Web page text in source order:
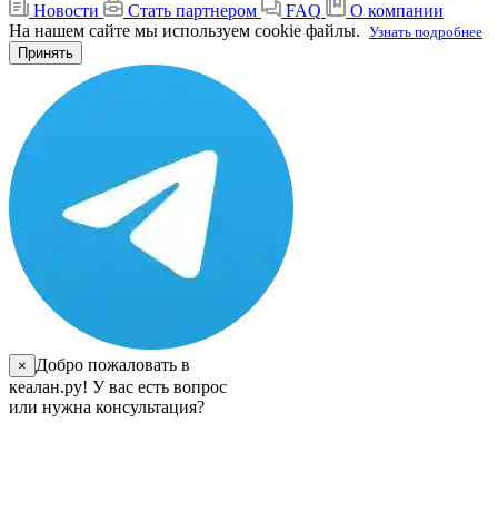
Новости
Стать партнером FAQ
О компании
На нашем сайте мы используем cookie файлы. Узнать подробнее
Принять
×
Добро пожаловать в
кеалан.ру! У вас есть вопрос
или нужна консультация?